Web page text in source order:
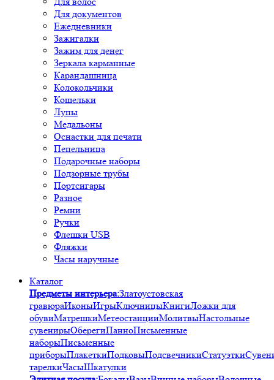
Для документов
Ежедневники
Зажигалки
Зажим для денег
Зеркала карманные
Карандашница
Колокольчики
Кошельки
Лупы
Медальоны
Оснастки для печати
Пепельница
Подарочные наборы
Подзорные трубы
Портсигары
Разное
Ремни
Ручки
Флешки USB
Фляжки
Часы наручные
Каталог
Предметы интерьера:Златоустовская
гравюраИконыИгрыКлючницыКнигиЛожки для
обувиМатрешкиМетеостанцииМолитвыНастольные
сувенирыОберегиПанноПисьменные
наборыПисьменные
приборыПлакеткиПодковыПодсвечникиСтатуэтки
тарелкиЧасыШкатулки